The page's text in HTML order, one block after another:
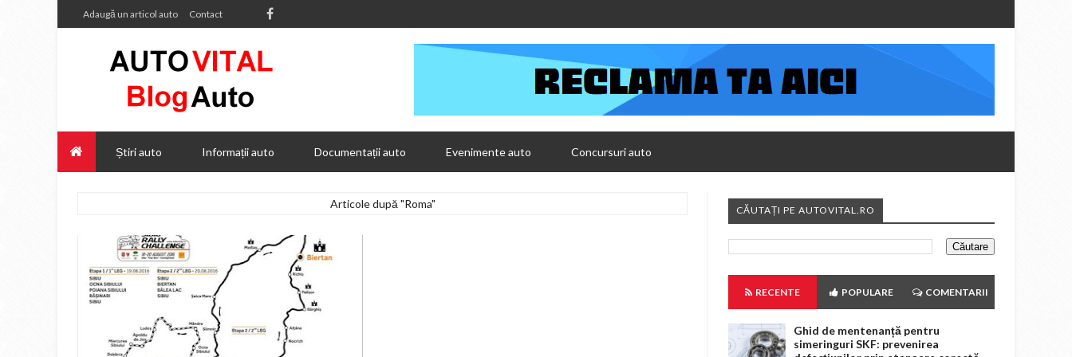
Adaugă un articol auto Contact
Știri auto Informații auto Documentații auto Evenimente auto Concursuri auto
Articole după "Roma" CĂUTAȚI PE AUTOVITAL.RO
RECENTE POPULARE COMENTARII
Ghid de mentenanță pentru
simeringuri SKF: prevenirea